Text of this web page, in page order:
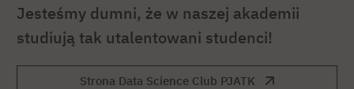
Jesteśmy dumni, że w naszej akademii
studiują tak utalentowani studenci!
Strona Data Science Club PJATK